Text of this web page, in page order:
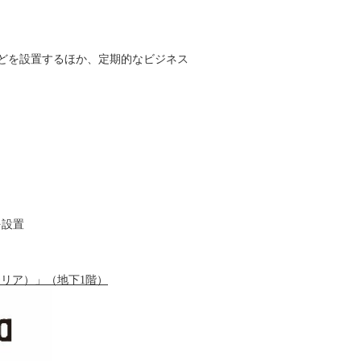
を設置するほか、定期的なビジネス
置
ア）」（地下1階）